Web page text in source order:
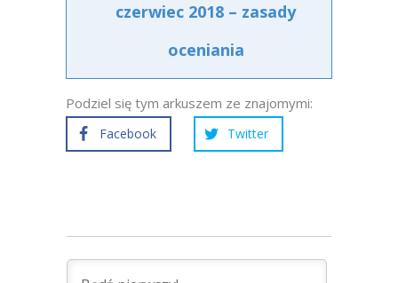
czerwiec 2018 – zasady
oceniania
Podziel się tym arkuszem ze znajomymi:
Facebook Twitter